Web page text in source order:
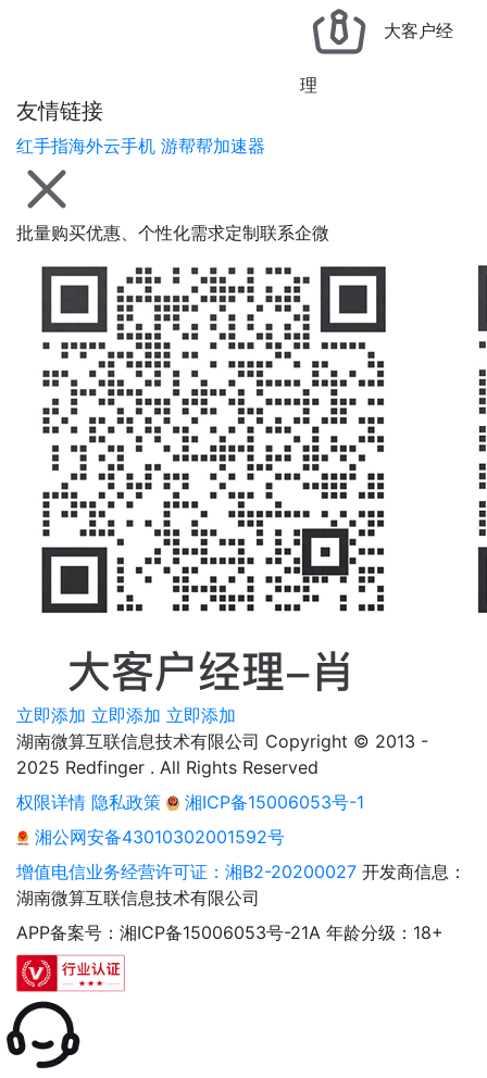
友情链接
红手指海外云手机 游帮帮加速器
大客户经
理
批量购买优惠、个性化需求定制联系企微
立即添加 立即添加 立即添加
湖南微算互联信息技术有限公司 Copyright © 2013 -
2025 Redfinger . All Rights Reserved
权限详情 隐私政策
湘ICP备15006053号-1
湘公网安备43010302001592号
增值电信业务经营许可证：湘B2-20200027 开发商信息：
湖南微算互联信息技术有限公司
APP备案号：湘ICP备15006053号-21A 年龄分级：18+